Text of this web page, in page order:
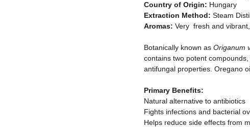
Country of Origin: Hungary
Extraction Method: Steam
Aromas: Very fresh and
Botanically known as Origanum
contains two potent
antifungal properties. Oregano
Primary Benefits:
Natural alternative to antibiotics
Fights infections and bacterial
Helps reduce side effects from